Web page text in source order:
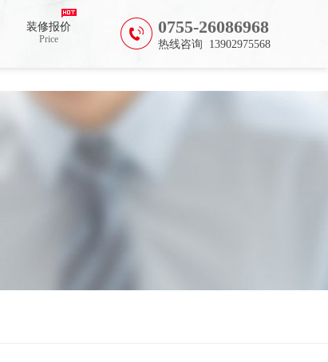
0755-26086968
热线咨询 13902975568
装修报价
Price